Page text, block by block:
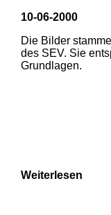
6
10-06-2000
Die Bilder
des SEV. Sie
Grundlagen.
Weiterlesen